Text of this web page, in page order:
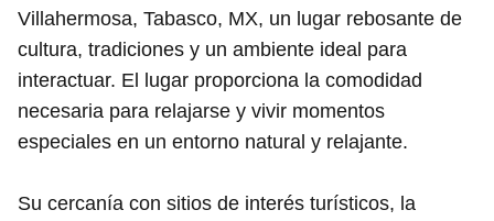
Villahermosa, Tabasco, MX, un lugar rebosante de
cultura, tradiciones y un ambiente ideal para
interactuar. El lugar proporciona la comodidad
necesaria para relajarse y vivir momentos
especiales en un entorno natural y relajante.
Su cercanía con sitios de interés turísticos, la